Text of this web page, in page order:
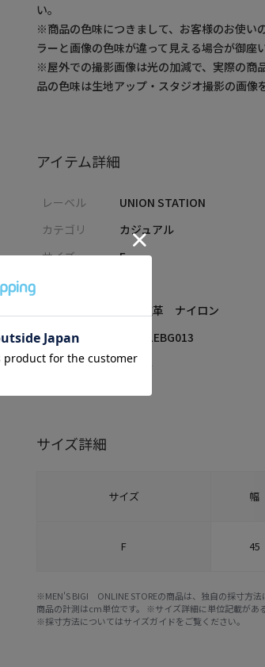
い。
※商品の色味につきまして、お客様のお使い
ラーと画像の色味が違って見える場合が御座
※屋外での撮影画像は光の加減で、実際の商
品の色味は生地アップ・スタジオ撮影の画像
アイテム詳細
レーベル
UNION STATION
カテゴリ
カジュアル
サイズ
F
合成皮革 ナイロン
品番
M0841EBG013
原産国
中国製
サイズ詳細
サイズ 幅
F 45
※MEN'S BIGI ONLINE STOREの商品は、独自の採寸方法
商品の計測はcm単位です。 ※サイズ詳細に単位記載があ
※採寸方法についてはサイズガイドをご覧ください。